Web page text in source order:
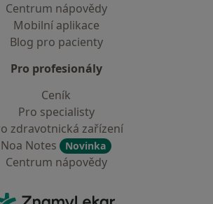
Centrum nápovědy
Mobilní aplikace
Blog pro pacienty
Pro profesionály
Ceník
Pro specialisty
zdravotnická zařízení
Noa Notes
Novinka
Centrum nápovědy
ZnamyLekar - Hlavní stránka